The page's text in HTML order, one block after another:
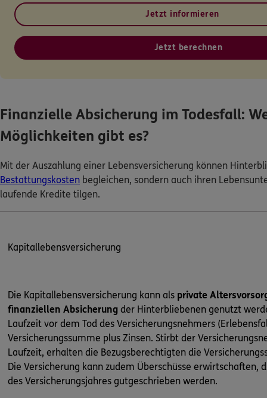
Jetzt informieren
Jetzt berechnen
Finanzielle Absicherung im Todesfall:
Möglichkeiten gibt es?
Mit der Auszahlung einer Lebensversicherung können
Bestattungskosten begleichen, sondern auch ihren
laufende Kredite tilgen.
Kapitallebensversicherung
Die Kapitallebensversicherung kann als private
finanziellen Absicherung der Hinterbliebenen genutzt
Laufzeit vor dem Tod des Versicherungsnehmers
Versicherungssumme plus Zinsen. Stirbt der
Laufzeit, erhalten die Bezugsberechtigten die
Die Versicherung kann zudem Überschüsse erwirtschaften,
des Versicherungsjahres gutgeschrieben werden.